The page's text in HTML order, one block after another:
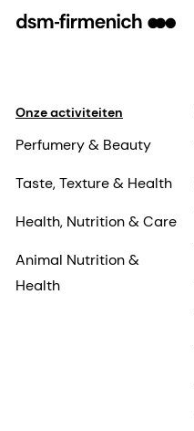
Onze activiteiten
Perfumery & Beauty
Taste, Texture & Health
Health, Nutrition & Care
Animal Nutrition &
Health